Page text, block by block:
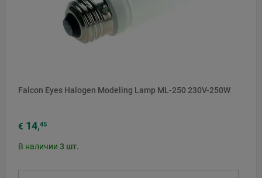
Falcon Eyes Halogen Modeling Lamp ML-250 230V-250W
€ 14,45
В наличии 3 шт.